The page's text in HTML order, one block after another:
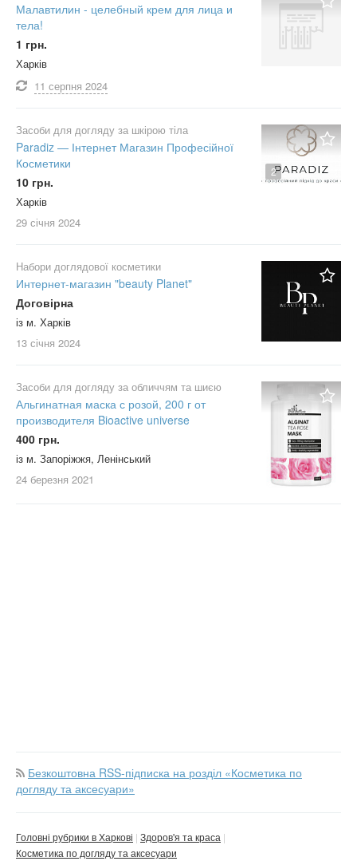
Малавтилин - целебный крем для лица и
тела!
1 грн.
Харків
11 серпня 2024
2
Засоби для догляду за шкірою тіла
Paradiz — Інтернет Магазин Професійної
Косметики
10 грн.
Харків
29 січня 2024
Набори доглядової косметики
Интернет-магазин "beauty Planet"
Договірна
із м. Харків
13 січня 2024
Засоби для догляду за обличчям та шиєю
Альгинатная маска с розой, 200 г от
производителя Bioactive universe
400 грн.
із м. Запоріжжя, Ленінський
24 березня 2021
Безкоштовна RSS-підписка на розділ «Косметика по
догляду та аксесуари»
Головні рубрики в Харкові Здоров'я та краса
Косметика по догляду та аксесуари